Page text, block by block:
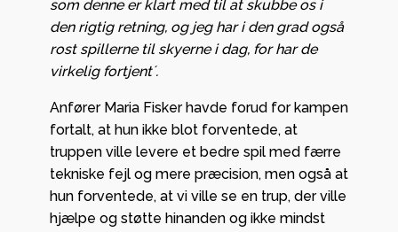
som denne er klart med til at skubbe os i
den rigtig retning, og jeg har i den grad også
rost spillerne til skyerne i dag, for har de
virkelig fortjent´.
Anfører Maria Fisker havde forud for kampen
fortalt, at hun ikke blot forventede, at
truppen ville levere et bedre spil med færre
tekniske fejl og mere præcision, men også at
hun forventede, at vi ville se en trup, der ville
hjælpe og støtte hinanden og ikke mindst